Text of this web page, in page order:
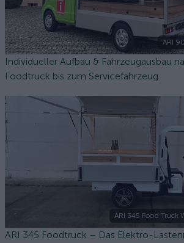
ARI
Individueller Aufbau & Fahrzeugausbau
Foodtruck bis zum Servicefahrzeug
ARI 345 Food Truck
ARI 345 Foodtruck – Das Elektro-